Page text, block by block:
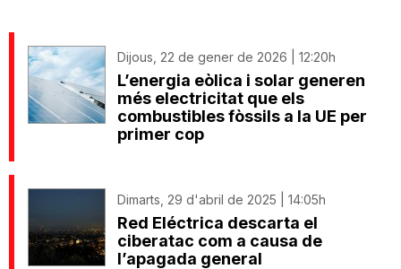
Dijous, 22 de gener de 2026 | 12:20h
L’energia eòlica i solar generen
més electricitat que els
combustibles fòssils a la UE per
primer cop
Dimarts, 29 d'abril de 2025 | 14:05h
Red Eléctrica descarta el
ciberatac com a causa de
l’apagada general